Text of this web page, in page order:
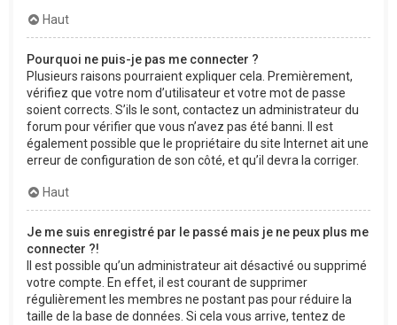
Haut
Pourquoi ne puis-je pas me connecter ?
Plusieurs raisons pourraient expliquer cela. Premièrement,
vérifiez que votre nom d’utilisateur et votre mot de passe
soient corrects. S’ils le sont, contactez un administrateur du
forum pour vérifier que vous n’avez pas été banni. Il est
également possible que le propriétaire du site Internet ait une
erreur de configuration de son côté, et qu’il devra la corriger.
Haut
Je me suis enregistré par le passé mais je ne peux plus me
connecter ?!
Il est possible qu’un administrateur ait désactivé ou supprimé
votre compte. En effet, il est courant de supprimer
régulièrement les membres ne postant pas pour réduire la
taille de la base de données. Si cela vous arrive, tentez de